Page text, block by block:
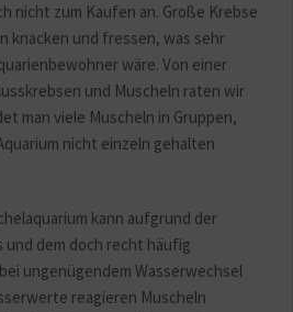
nicht zum Kaufen an. Große Krebse
knacken und fressen, was sehr
wäre. Von einer
und Muscheln raten wir
man viele Muscheln in Gruppen,
nicht einzeln gehalten
kann aufgrund der
dem doch recht häufig
ungenügendem Wasserwechsel
reagieren Muscheln